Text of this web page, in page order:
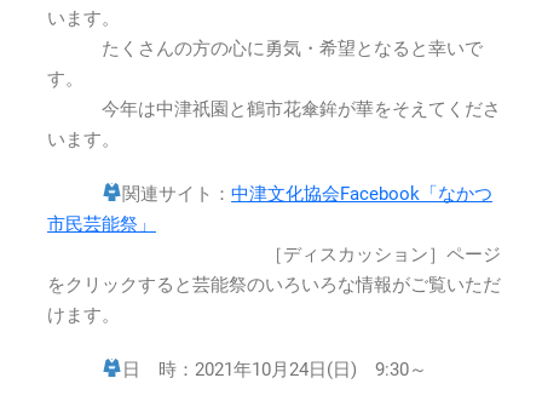
民
能
年
24
日
は
います。
たくさんの方の心に勇気・希望となると幸いで
す。
今年は中津祇園と鶴市花傘鉾が華をそえてくださ
います。
関連サイト：中津文化協会Facebook「なかつ
市民芸能祭」
［ディスカッション］ページ
をクリックすると芸能祭のいろいろな情報がご覧いただ
けます。
日 時：2021年10月24日(日) 9:30～